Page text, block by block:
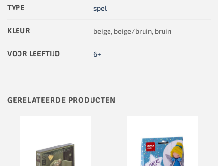
TYPE spel
KLEUR beige, beige/bruin, bruin
VOOR LEEFTIJD 6+
GERELATEERDE PRODUCTEN